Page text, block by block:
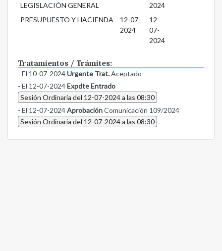
LEGISLACIÓN GENERAL
2024
PRESUPUESTO Y HACIENDA
12-07-
2024
12-
07-
2024
Tratamientos / Trámites:
- El 10-07-2024Urgente Trat.Aceptado
- El 12-07-2024Expdte Entrado
Sesión Ordinaria del 12-07-2024 a las 08:30
- El 12-07-2024AprobaciónComunicación 109/2024
Sesión Ordinaria del 12-07-2024 a las 08:30